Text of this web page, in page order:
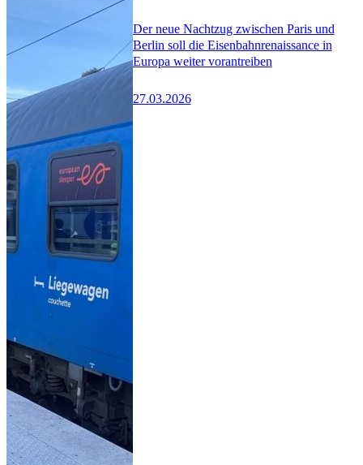
Der neue Nachtzug zwischen Paris und
Berlin soll die Eisenbahnrenaissance in
Europa weiter vorantreiben
27.03.2026